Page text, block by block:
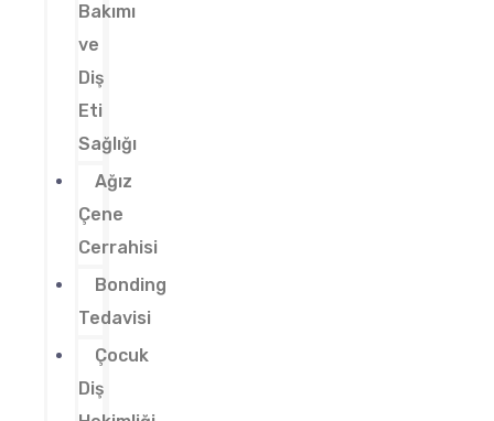
Bakımı
ve
Diş
Eti
Sağlığı
Ağız
Çene
Cerrahisi
Bonding
Tedavisi
Çocuk
Diş